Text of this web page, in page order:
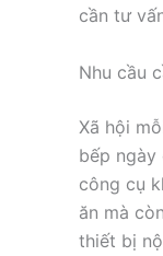
cần tư
Nhu cầu
Xã hội
bếp ngày
công cụ
ăn mà
thiết bị